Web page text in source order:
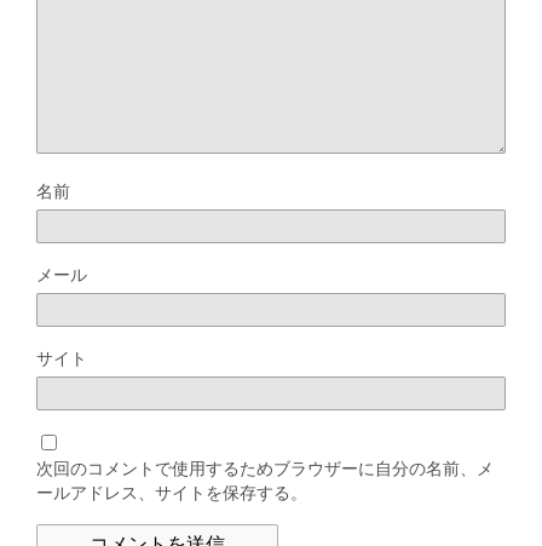
名前
メール
サイト
次回のコメントで使用するためブラウザーに自分の名前、メ
ールアドレス、サイトを保存する。